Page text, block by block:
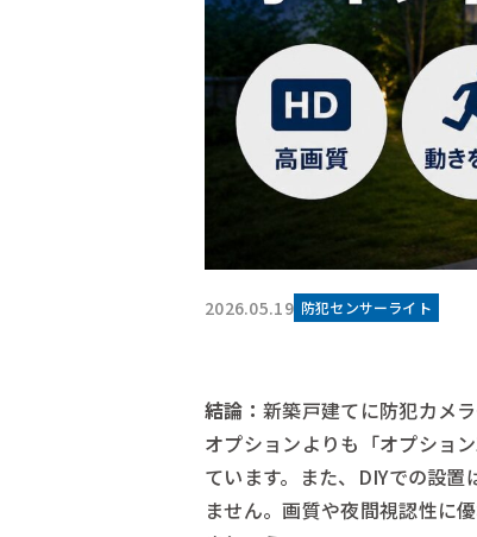
2026.05.19 防犯センサーライト
結論： 新築戸建てに防犯カメ
オプションよりも「オプショ
ています。また、DIYでの設
ません。画質や夜間視認性に